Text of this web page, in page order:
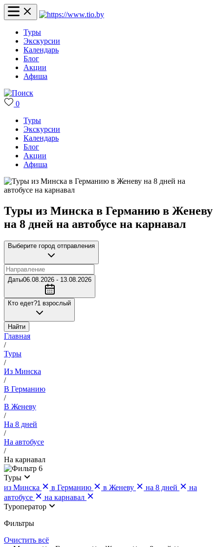
Туры
Экскурсии
Календарь
Блог
Акции
Афиша
0
Туры
Экскурсии
Календарь
Блог
Акции
Афиша
Туры из Минска в Германию в Женеву
на 8 дней на автобусе на карнавал
Выберите город отправления
Даты06.08.2026 - 13.08.2026
Кто едет?1 взрослый
Найти
Главная
/
Туры
/
Из Минска
/
В Германию
/
В Женеву
/
На 8 дней
/
На автобусе
/
На карнавал
6
Туры
из Минска
в Германию в Женеву на 8 дней
на
автобусе
на карнавал
Туроператор
Фильтры
Очистить всё